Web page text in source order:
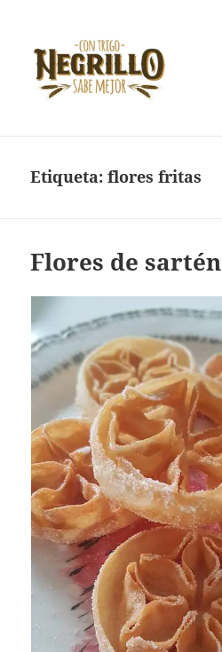
Etiqueta:flores fritas
Flores de sartén